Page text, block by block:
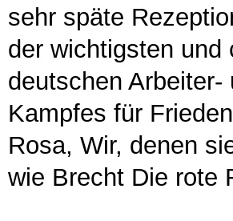
sehr späte
der wichtigsten
deutschen
Kampfes für
Rosa, Wir, denen
wie Brecht Die rote